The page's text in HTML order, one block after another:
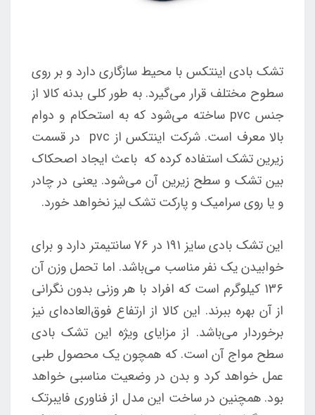
تشک بادی اینتکس با محیط سازگاری دارد و بر روی
سطوح مختلف قرار می‌گیرد. به طور کلی بدنه کالا از
جنس pvc ساخته می‌شود که به استحکام و دوام
بالا معرف است. شرکت اینتکس از pvc در قسمت
زیرین تشک استفاده کرده که باعث ایجاد اصحکاک
بین تشک و سطح زیرین آن می‌شود. یعنی در چادر
و یا روی سرامیک و پارکت تشک لیز نخواهد خورد.
اینتشک بادی
سایز 191 در 76 سانتیمتر دارد و برای
خوابیدن یک نفر مناسب می‌باشد. اما تحمل وزن آن
136 کیلوگرم است که افراد با هر وزنی بدون نگرانی
از آن بهره ببرند. این کالا از ارتفاع فوق‌العاده‌ای نیز
برخوردار می‌باشد. از مزایای ویژه این تشک بادی
سطح مواج آن است. که همچون یک محصول طبی
عمل خواهد کرد و بدن در وضعیت مناسبی خواهد
بود. همچنین در ساخت این مدل از فناوری فایبرتک